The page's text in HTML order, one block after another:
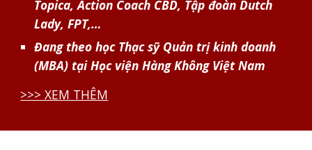
Topica, Action Coach CBD, Tập đoàn Dutch
Lady, FPT,…
Đang theo học Thạc sỹ Quản trị kinh doanh
(MBA) tại Học viện Hàng Không Việt Nam
>>> XEM THÊM